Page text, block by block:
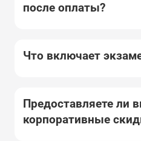
после оплаты?
Что включает
Предоставляете ли
корпоративные